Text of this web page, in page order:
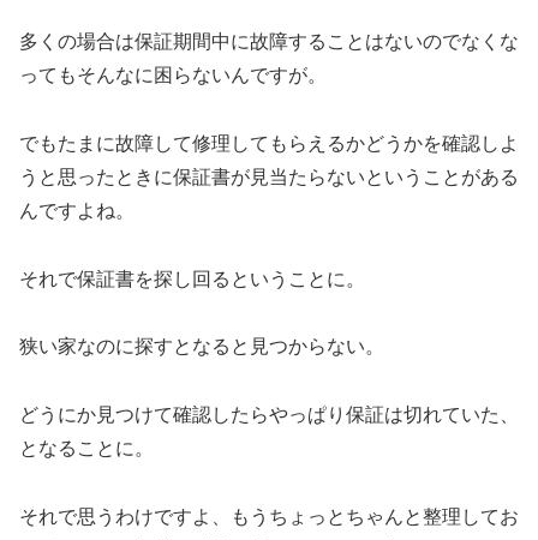
多くの場合は保証期間中に故障することはないのでなくな
ってもそんなに困らないんですが。
でもたまに故障して修理してもらえるかどうかを確認しよ
うと思ったときに保証書が見当たらないということがある
んですよね。
それで保証書を探し回るということに。
狭い家なのに探すとなると見つからない。
どうにか見つけて確認したらやっぱり保証は切れていた、
となることに。
それで思うわけですよ、もうちょっとちゃんと整理してお